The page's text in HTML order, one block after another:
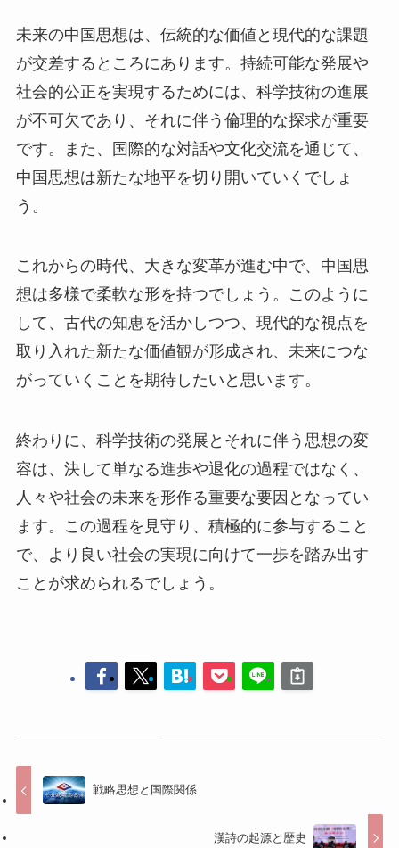
未来の中国思想は、伝統的な価値と現代的な課題
が交差するところにあります。持続可能な発展や
社会的公正を実現するためには、科学技術の進展
が不可欠であり、それに伴う倫理的な探求が重要
です。また、国際的な対話や文化交流を通じて、
中国思想は新たな地平を切り開いていくでしょ
う。
これからの時代、大きな変革が進む中で、中国思
想は多様で柔軟な形を持つでしょう。このように
して、古代の知恵を活かしつつ、現代的な視点を
取り入れた新たな価値観が形成され、未来につな
がっていくことを期待したいと思います。
終わりに、科学技術の発展とそれに伴う思想の変
容は、決して単なる進歩や退化の過程ではなく、
人々や社会の未来を形作る重要な要因となってい
ます。この過程を見守り、積極的に参与すること
で、より良い社会の実現に向けて一歩を踏み出す
ことが求められるでしょう。
戦略思想と国際関係
漢詩の起源と歴史